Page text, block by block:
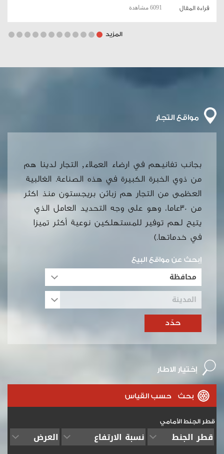
قراءة المقال 6091 مشاهدة
المزيد
مواقع التجار
بجانب تفانيهم في ارضاء العملاء, التجار لدينا هم
من ذوي الخبرة الكبيرة في هذه الصناعة. الغالبية
العظمى من التجار هم زبائن بريجستون منذ اكثر
من 30عاما، وهو على وجه التحديد العامل الذي
يتيح لهم توفير للمستهلكين نوعية أكثر تميزا
في خدماتها.)
إبحث عن مواقع البيع
إختيار الاطار
بحث حسب القياس
قطر الجنط الأمامي